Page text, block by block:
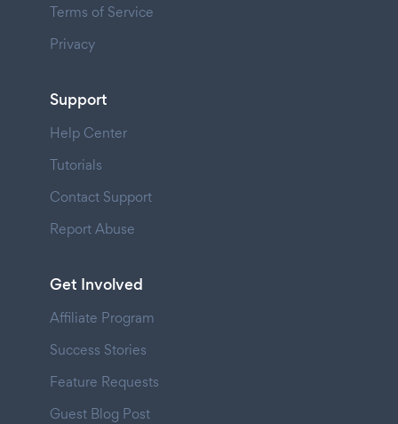
Terms of Service
Privacy
Support
Help Center
Tutorials
Contact Support
Report Abuse
Get Involved
Affiliate Program
Success Stories
Feature Requests
Guest Blog Post